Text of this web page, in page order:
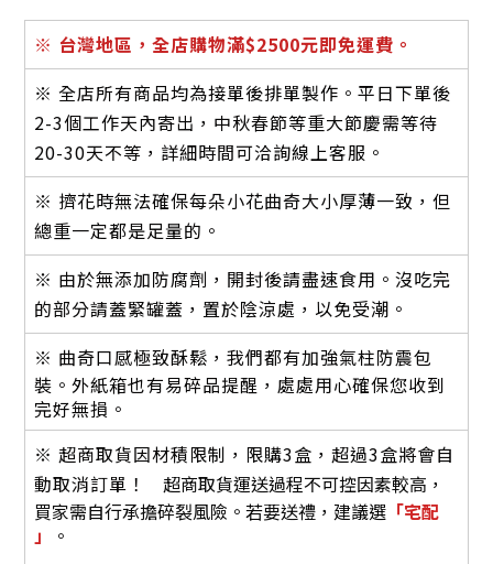
※ 台灣地區，全店購物滿$2500元即免運費。
※ 全店所有商品均為接單後排單製作。平日下單後
2-3個工作天內寄出，中秋春節等重大節慶需等待
20-30天不等，詳細時間可洽詢線上客服。
※ 擠花時無法確保每朵小花曲奇大小厚薄一致，但
總重一定都是足量的。
※ 由於無添加防腐劑，開封後請盡速食用。沒吃完
的部分請蓋緊罐蓋，置於陰涼處，以免受潮。
※ 曲奇口感極致酥鬆， 我們都有加強氣柱防震包
裝。外紙箱也有易碎品提醒，處處用心確保您收到
完好無損。
※ 超商取貨因材積限制，限購3盒，超過3盒將會自
動取消訂單！ 超商取貨運送過程不可控因素較高，
買家需自行承擔碎裂風險。若要送禮，建議選 「宅配
」
。